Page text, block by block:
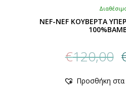
NEF-NEF ΚΟΥΒΕΡΤΑ
€120,00
το
Προσθήκη